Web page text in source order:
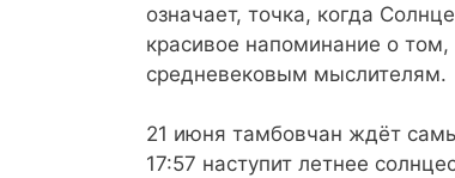
означает, точка, когда
красивое напоминание о
средневековым мыслителям.
21 июня тамбовчан ждёт
17:57 наступит летнее